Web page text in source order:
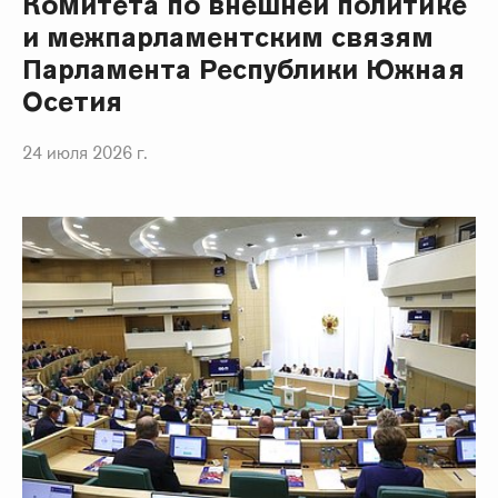
и межпарламентским связям
Парламента Республики Южная
Осетия
24 июля 2026 г.